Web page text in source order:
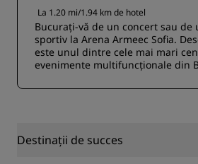
La 1.20 mi/1.94 km de hotel
Bucurați-vă de un concert sau de
sportiv la Arena Armeec Sofia.
este unul dintre cele mai mari
evenimente multifuncționale din
Destinații de succes